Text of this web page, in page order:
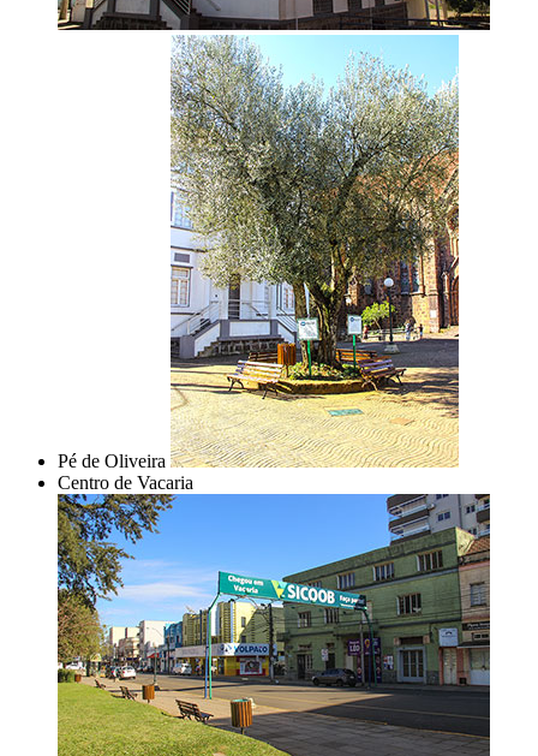
Pé de Oliveira
Centro de Vacaria